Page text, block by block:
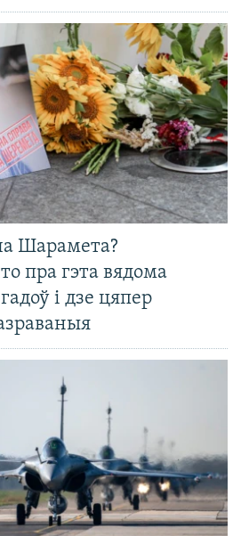
Шарамета?
пра гэта вядома
і дзе цяпер